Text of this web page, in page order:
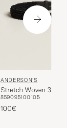
ANDERSON'S
Stretch Woven 3,5
859095100105
100€